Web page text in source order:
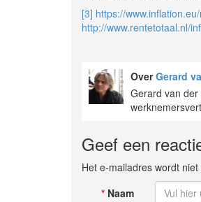
[3] https://
http://www.rentetotaal.nl/
OverGerard
Gerard van
Geef een
Het e-mailadres wordt
* Naam